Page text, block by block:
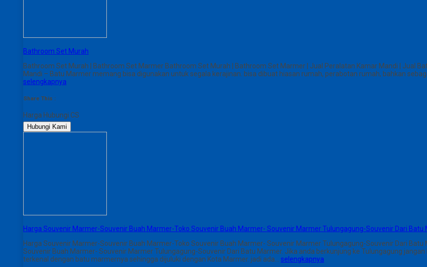
Bathroom Set Murah
Bathroom Set Murah | Bathroom Set Marmer Bathroom Set Murah | Bathroom Set Marmer | Jual Peralatan Kamar Mandi | Jual
Mandi – Batu Marmer memang bisa digunakan untuk segala kerajinan. bisa dibuat hiasan rumah, perabotan rumah, bahkan
selengkapnya
Share This :
Harga Hubungi CS
Hubungi Kami
Harga Souvenir Marmer-Souvenir Buah Marmer-Toko Souvenir Buah Marmer- Souvenir Marmer Tulungagung-Souvenir Dari Batu
Harga Souvenir Marmer-Souvenir Buah Marmer-Toko Souvenir Buah Marmer- Souvenir Marmer Tulungagung-Souvenir Dari
Souvenir Buah Marmer- Souvenir Marmer Tulungagung-Souvenir Dari Batu Marmer. Jika anda berkunjung ke Tulungagung
terkenal dengan batu marmernya sehingga dijuluki dengan Kota Marmer. jadi ada… selengkapnya